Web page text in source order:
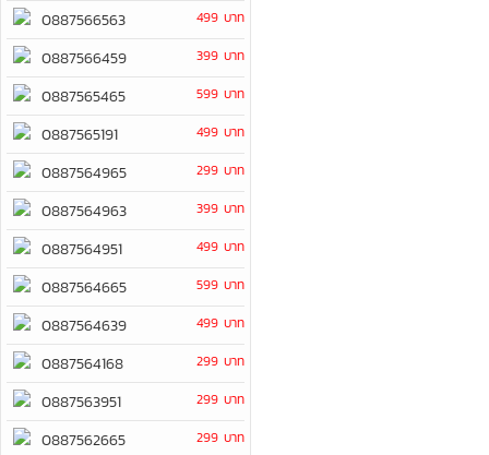
0887566563 499 บาท
0887566459 399 บาท
0887565465 599 บาท
0887565191 499 บาท
0887564965 299 บาท
0887564963 399 บาท
0887564951 499 บาท
0887564665 599 บาท
0887564639 499 บาท
0887564168 299 บาท
0887563951 299 บาท
0887562665 299 บาท